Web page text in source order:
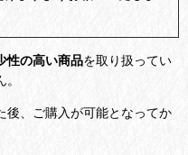
性の高い商品を取り扱ってい
。
後、ご購入が可能となってか